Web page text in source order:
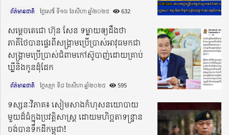
ព័ត៌មានជាតិ ថ្ងៃសៅរ៍ ទី១៦ ខែសីហា ឆ្នាំ២០២៥​ 632
សម្ដេចតេជោ ហ៊ុន សែន ទម្លាយឲ្យដឹងថា
ភាគីថៃបានផ្ទេរពីសង្គ្រាមប្រើប្រាស់អាវុធមកជា
សង្រ្គាមប្រើប្រាស់ជំពាមកៅស៊ូបាញ់ដោយគ្រាប់
ឃ្លីនិងកូនដុំដែក
ព័ត៌មានជាតិ ថ្ងៃសុក្រ ទី៨ ខែសីហា ឆ្នាំ២០២៥​ 595
ទស្សនៈវិភាគ៖ សៀមសាងកំហុសនយោបាយ
មួយដ៏ធំក្នុងប្រវត្តិសាស្ត្រ ដោយមហិច្ឆតាទន្ទ្រាន
ចង់បានទឹកដីកម្ពុជា!